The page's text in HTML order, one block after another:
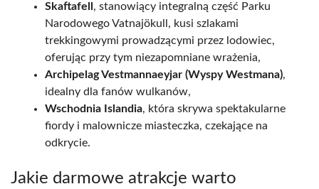
Skaftafell , stanowiący integralną część Parku
Narodowego Vatnajökull, kusi szlakami
trekkingowymi prowadzącymi przez lodowiec,
oferując przy tym niezapomniane wrażenia,
Archipelag Vestmannaeyjar (Wyspy Westmana),
idealny dla fanów wulkanów,
Wschodnia Islandia, która skrywa spektakularne
fiordy i malownicze miasteczka, czekające na
odkrycie.
Jakie darmowe atrakcje warto